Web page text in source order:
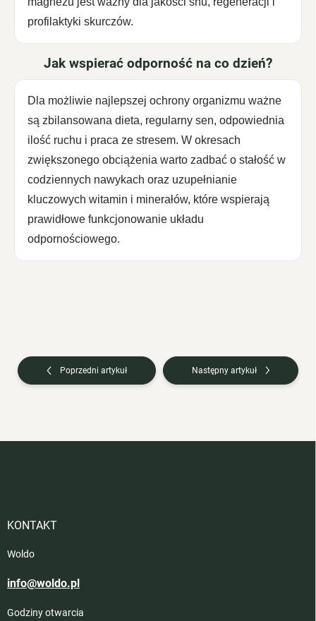
profilaktyki skurczów.
Jak wspierać odporność na co dzień?
Dla możliwie najlepszej ochrony organizmu ważne
są zbilansowana dieta, regularny sen, odpowiednia
ilość ruchu i praca ze stresem. W okresach
zwiększonego obciążenia warto zadbać o stałość w
codziennych nawykach oraz uzupełnianie
kluczowych witamin i minerałów, które wspierają
prawidłowe funkcjonowanie układu
odpornościowego.
Poprzedni artykuł Następny artykuł
KONTAKT
Woldo
info@woldo.pl
Godziny otwarcia